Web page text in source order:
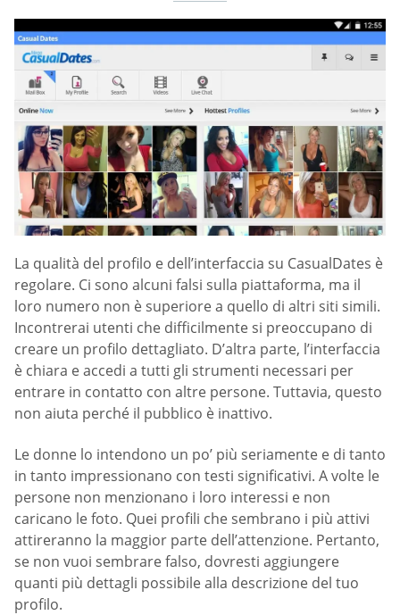
La qualità del profilo e dell’interfaccia su СasualDates è
regolare. Ci sono alcuni falsi sulla piattaforma, ma il
loro numero non è superiore a quello di altri siti simili.
Incontrerai utenti che difficilmente si preoccupano di
creare un profilo dettagliato. D’altra parte, l’interfaccia
è chiara e accedi a tutti gli strumenti necessari per
entrare in contatto con altre persone. Tuttavia, questo
non aiuta perché il pubblico è inattivo.
Le donne lo intendono un po’ più seriamente e di tanto
in tanto impressionano con testi significativi. A volte le
persone non menzionano i loro interessi e non
caricano le foto. Quei profili che sembrano i più attivi
attireranno la maggior parte dell’attenzione. Pertanto,
se non vuoi sembrare falso, dovresti aggiungere
quanti più dettagli possibile alla descrizione del tuo
profilo.